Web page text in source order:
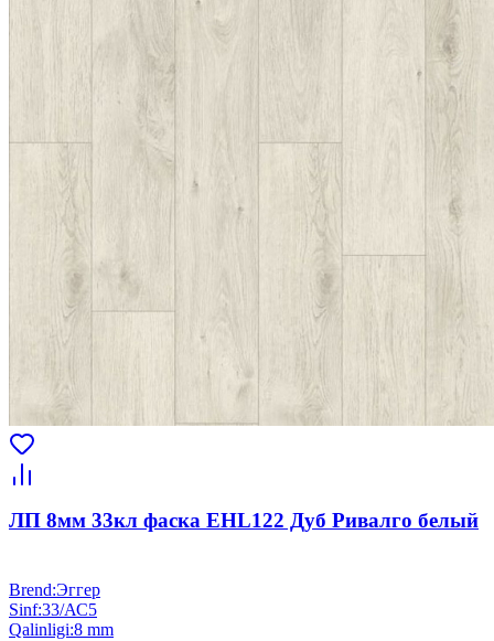
ЛП 8мм 33кл фаска EHL122 Дуб Ривалго белый
Brend:Эггер
Sinf:33/АС5
Qalinligi:8 mm